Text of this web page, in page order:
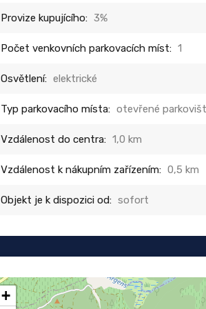
Provize kupujícího: 3%
Počet venkovních parkovacích míst: 1
Osvětlení: elektrické
Typ parkovacího místa: otevřené
Vzdálenost do centra: 1,0 km
Vzdálenost k nákupním zařízením: 0,5 km
Objekt je k dispozici od: sofort
+